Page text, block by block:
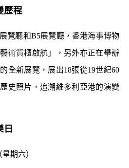
歷程
覽廳和B5展覽廳，香港海事博物
術貨櫃啟航」，另外亦正在舉辦
全新展覽， 展出18張從19世紀60
史照片 ，追溯維多利亞港的演變
期六）